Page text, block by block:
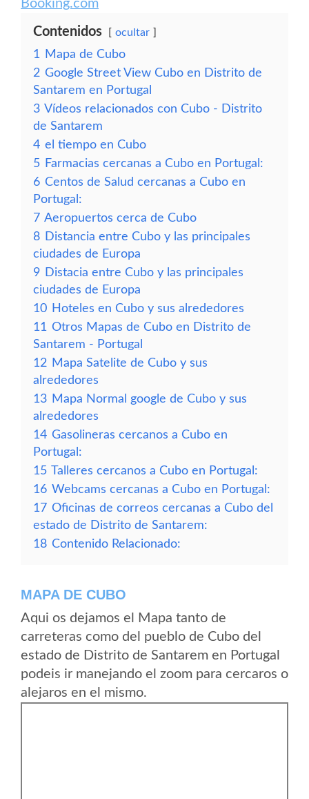
Booking.com
Contenidos ocultar
1
Mapa de Cubo
2 Google Street View Cubo en Distrito de
Santarem en Portugal
3 Vídeos relacionados con Cubo - Distrito
de Santarem
4 el tiempo en Cubo
5 Farmacias cercanas a Cubo en Portugal:
6 Centos de Salud cercanas a Cubo en
Portugal:
7 Aeropuertos cerca de Cubo
8 Distancia entre Cubo y las principales
ciudades de Europa
9 Distacia entre Cubo y las principales
ciudades de Europa
10 Hoteles en Cubo y sus alrededores
11 Otros Mapas de Cubo en Distrito de
Santarem - Portugal
12 Mapa Satelite de Cubo y sus
alrededores
13 Mapa Normal google de Cubo y sus
alrededores
14 Gasolineras cercanos a Cubo en
Portugal:
15 Talleres cercanos a Cubo en Portugal:
16 Webcams cercanas a Cubo en Portugal:
17 Oficinas de correos cercanas a Cubo del
estado de Distrito de Santarem:
18 Contenido Relacionado:
MAPA DE CUBO
Aqui os dejamos el Mapa tanto de
carreteras como del pueblo de Cubo del
estado de Distrito de Santarem en Portugal
podeis ir manejando el zoom para cercaros o
alejaros en el mismo.